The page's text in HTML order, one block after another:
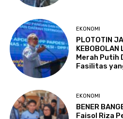
EKONOMI
PLOTOTIN
Merah Putih
Fasilitas
EKONOMI
BENER
Faisol Riza